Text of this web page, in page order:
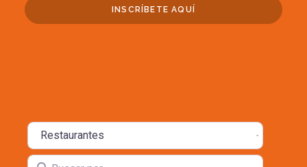
INSCRÍBETE AQUÍ
Seleccione el tipo de búsqueda
Buscar por